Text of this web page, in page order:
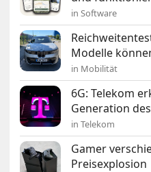
in Software
Modelle
in Mobilität
6G: Telekom
Generation
in Telekom
Gamer
Preisexplosion